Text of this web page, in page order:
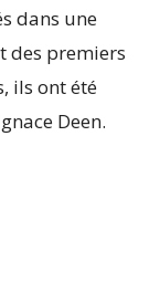
dans une
des premiers
ils ont été
Deen.